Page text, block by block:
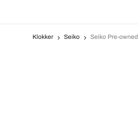
Klokker Seiko Seiko Pre-owned